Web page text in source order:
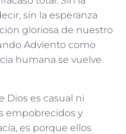
sin la esperanza
gloriosa de nuestro
Adviento como
humana se vuelve
Dios es casual ni
empobrecidos y
es porque ellos